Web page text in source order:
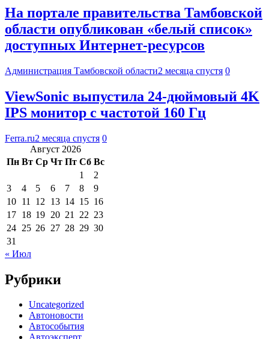
На портале правительства Тамбовской
области опубликован «белый список»
доступных Интернет-ресурсов
Администрация Тамбовской области2 месяца спустя 0
ViewSonic выпустила 24-дюймовый 4K
IPS монитор с частотой 160 Гц
Ferra.ru2 месяца спустя 0
Август 2026
Пн Вт Ср Чт Пт Сб Вс
1
2
3
4 5 6 7 8
9
10 11 12 13 14 15 16
17 18 19 20 21 22 23
24 25 26 27 28 29 30
31
« Июл
Рубрики
Uncategorized
Автоновости
Автособытия